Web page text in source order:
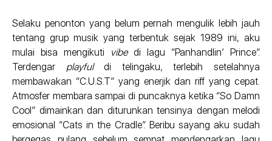
Selaku penonton yang belum pernah mengulik lebih jauh
tentang grup musik yang terbentuk sejak 1989 ini, aku
mulai bisa mengikuti
vibe di lagu “Panhandlin’ Prince”.
Terdengar playfuldi telingaku, terlebih setelahnya
membawakan “C.U.S.T” yang enerjik dan riff yang cepat.
Atmosfer membara sampai di puncaknya ketika “So Damn
Cool” dimainkan dan diturunkan tensinya dengan melodi
emosional “Cats in the Cradle”. Beribu sayang aku sudah